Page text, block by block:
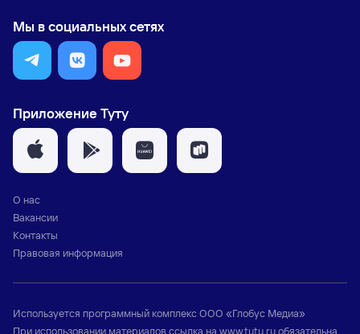
Мы в социальных сетях
Приложение Туту
О нас
Вакансии
Контакты
Правовая информация
Используется программный комплексООО «Глобус Медиа»
При использовании материалов ссылка на www.tutu.ruобязательна